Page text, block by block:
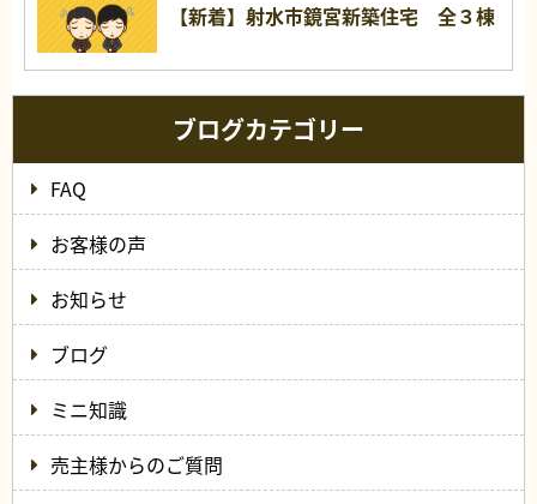
【新着】射水市鏡宮新築住宅 全３棟
ブログカテゴリー
FAQ
お客様の声
お知らせ
ブログ
ミニ知識
売主様からのご質問